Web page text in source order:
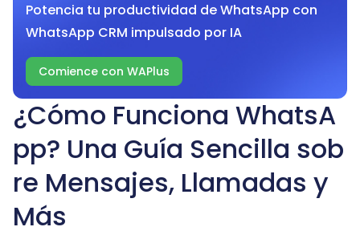
¿Cómo Funciona WhatsA
pp? Una Guía Sencilla sob
re Mensajes, Llamadas y
Más
Potencia tu productividad de WhatsApp con
WhatsApp CRM impulsado por IA
Comience con WAPlus